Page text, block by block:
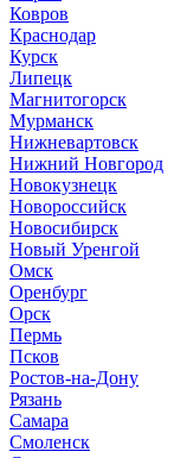
Ковров
Краснодар
Курск
Липецк
Магнитогорск
Мурманск
Нижневартовск
Нижний Новгород
Новокузнецк
Новороссийск
Новосибирск
Новый Уренгой
Омск
Оренбург
Орск
Пермь
Псков
Ростов-на-Дону
Рязань
Самара
Смоленск